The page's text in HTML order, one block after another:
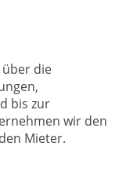
die
bis zur
wir den
Mieter.